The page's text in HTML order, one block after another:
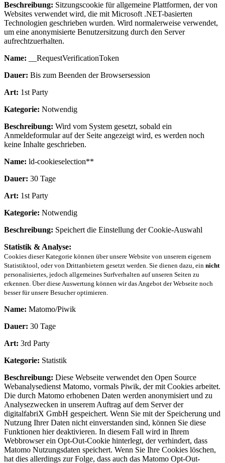
Beschreibung: Sitzungscookie für allgemeine Plattformen, der von
Websites verwendet wird, die mit Microsoft .NET-basierten
Technologien geschrieben wurden. Wird normalerweise verwendet,
um eine anonymisierte Benutzersitzung durch den Server
aufrechtzuerhalten.
Name: __RequestVerificationToken
Dauer: Bis zum Beenden der Browsersession
Art: 1st Party
Kategorie: Notwendig
Beschreibung: Wird vom System gesetzt, sobald ein
Anmeldeformular auf der Seite angezeigt wird, es werden noch
keine Inhalte geschrieben.
Name: ld-cookieselection**
Dauer: 30 Tage
Art: 1st Party
Kategorie: Notwendig
Beschreibung: Speichert die Einstellung der Cookie-Auswahl
Statistik & Analyse:
Cookies dieser Kategorie können über unsere Website von unserem eigenem
Statistiktool, oder von Drittanbietern gesetzt werden. Sie dienen dazu, ein nicht
personalisiertes, jedoch allgemeines Surfverhalten auf unseren Seiten zu
erkennen. Über diese Auswertung können wir das Angebot der Webseite noch
besser für unsere Besucher optimieren.
Name: Matomo/Piwik
Dauer: 30 Tage
Art: 3rd Party
Kategorie: Statistik
Beschreibung: Diese Webseite verwendet den Open Source
Webanalysedienst Matomo, vormals Piwik, der mit Cookies arbeitet.
Die durch Matomo erhobenen Daten werden anonymisiert und zu
Analysezwecken in unserem Auftrag auf dem Server der
digitalfabriX GmbH gespeichert. Wenn Sie mit der Speicherung und
Nutzung Ihrer Daten nicht einverstanden sind, können Sie diese
Funktionen hier deaktivieren. In diesem Fall wird in Ihrem
Webbrowser ein Opt-Out-Cookie hinterlegt, der verhindert, dass
Matomo Nutzungsdaten speichert. Wenn Sie Ihre Cookies löschen,
hat dies allerdings zur Folge, dass auch das Matomo Opt-Out-